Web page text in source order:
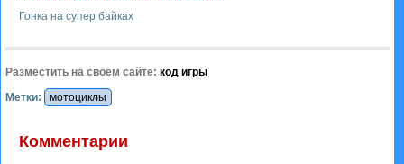
Гонка на супер байках
Разместить на своем сайте: код игры
Метки:
мотоциклы
Комментарии